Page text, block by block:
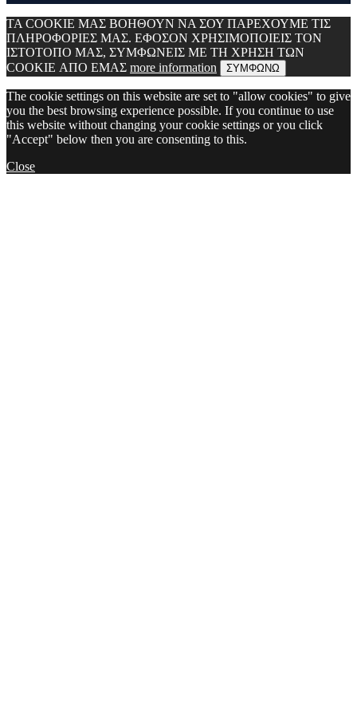
ΤΑ COOKIE ΜΑΣ ΒΟΗΘΟΥΝ ΝΑ ΣΟΥ ΠΑΡΕΧΟΥΜΕ ΤΙΣ
ΠΛΗΡΟΦΟΡΙΕΣ ΜΑΣ. ΕΦΟΣΟΝ ΧΡΗΣΙΜΟΠΟΙΕΙΣ ΤΟΝ
ΙΣΤΟΤΟΠΟ ΜΑΣ, ΣΥΜΦΩΝΕΙΣ ΜΕ ΤΗ ΧΡΗΣΗ ΤΩΝ
COOKIE ΑΠΟ ΕΜΑΣ more information ΣΥΜΦΩΝΩ
The cookie settings on this website are set to "allow cookies" to give
you the best browsing experience possible. If you continue to use
this website without changing your cookie settings or you click
"Accept" below then you are consenting to this.
Close